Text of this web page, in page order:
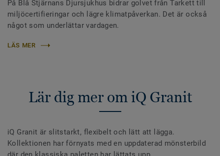
På Blå Stjärnans Djursjukhus bidrar golvet från Tarkett till
miljöcertifieringar och lägre klimatpåverkan. Det är också
något som underlättar vardagen.
LÄS MER
Lär dig mer om iQ Granit
iQ Granit är slitstarkt, flexibelt och lätt att lägga.
Kollektionen har förnyats med en uppdaterad mönsterbild